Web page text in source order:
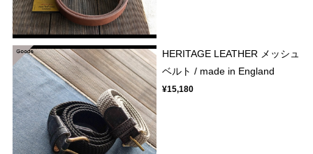
HERITAGE LEATHER メッシュ
ベルト / made in England
¥15,180